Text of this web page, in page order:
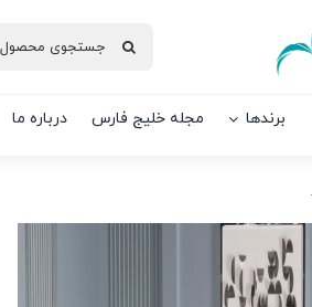
جستجو
برندها مجله خلیج فارس درباره ما